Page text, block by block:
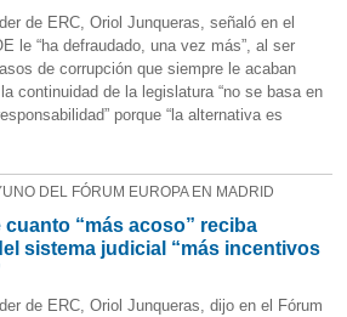
de ERC, Oriol Junqueras, señaló en el
le “ha defraudado, una vez más”, al ser
de corrupción que siempre le acaban
continuidad de la legislatura “no se basa en
porque “la alternativa es
DEL FÓRUM EUROPA EN MADRID
“más acoso” reciba
sistema judicial “más incentivos
de ERC, Oriol Junqueras, dijo en el Fórum